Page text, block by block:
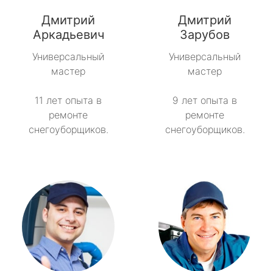
Дмитрий
Аркадьевич
Универсальный
мастер
11 лет опыта в
ремонте
снегоуборщиков.
Дмитрий
Зарубов
Универсальный
мастер
9 лет опыта в
ремонте
снегоуборщиков.